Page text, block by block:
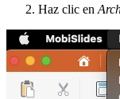
Haz clic en